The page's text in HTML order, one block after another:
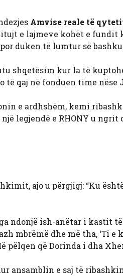
Amvise reale të
e lajmeve kohët e fundit
duken të lumtur së
shqetësim kur la të
të qaj në fonduen time nëse
e ardhshëm, kemi
legjendë e RHONY u
ajo u përgjigj: “Ku
ndonjë ish-anëtar i kastit të
mbrëmë dhe më tha, ‘Ti
pëlqen që Dorinda i dha
ansamblin e saj të